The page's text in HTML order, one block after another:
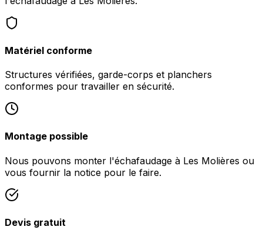
Matériel conforme
Structures vérifiées, garde-corps et planchers
conformes pour travailler en sécurité.
Montage possible
Nous pouvons monter l'échafaudage à Les Molières ou
vous fournir la notice pour le faire.
Devis gratuit